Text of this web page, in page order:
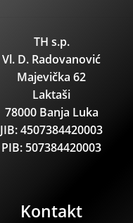
TH s.p.
Vl. D. Radovanović
Majevička 62
Laktaši
78000 Banja Luka
JIB: 4507384420003
PIB: 507384420003
Kontakt